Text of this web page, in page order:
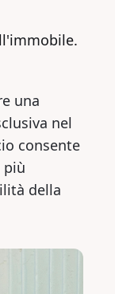
una
nel
consente
più
della